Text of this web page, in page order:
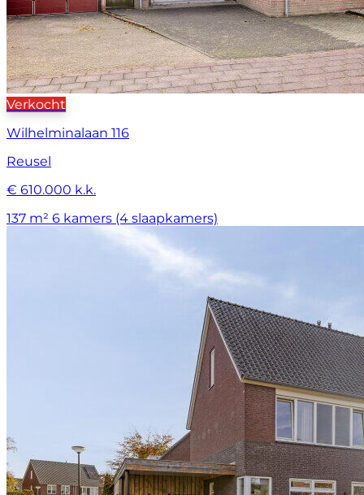
Verkocht
Wilhelminalaan 116
Reusel
€ 610.000 k.k.
137 m² 6 kamers (4 slaapkamers)